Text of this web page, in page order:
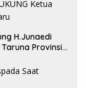
H.Junaedi